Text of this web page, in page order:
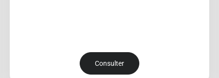
Consulter